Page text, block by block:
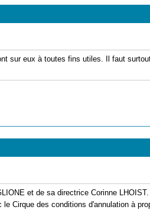
sur eux à toutes fins utiles. Il faut
et de sa directrice Corinne
Cirque des conditions d'annulation à